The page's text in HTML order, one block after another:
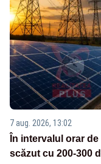
7 aug. 2026, 13:02
În intervalul orar
scăzut cu 200-300